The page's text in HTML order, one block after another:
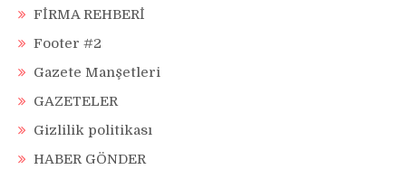
FİRMA REHBERİ
Footer #2
Gazete Manşetleri
GAZETELER
Gizlilik politikası
HABER GÖNDER